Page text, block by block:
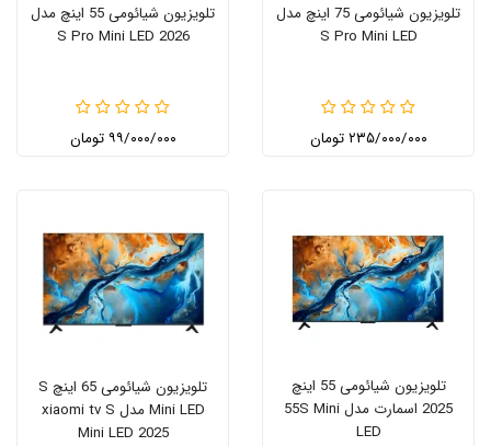
تلویزیون شیائومی 75 اینچ مدل
S Pro Mini LED
۲۳۵/۰۰۰/۰۰۰ تومان
تلویزیون شیائومی 55 اینچ مدل
S Pro Mini LED 2026
۹۹/۰۰۰/۰۰۰ تومان
تلویزیون شیائومی 55 اینچ
2025 اسمارت مدل 55S Mini
LED
تلویزیون شیائومی 65 اینچ S
Mini LED مدل xiaomi tv S
Mini LED 2025